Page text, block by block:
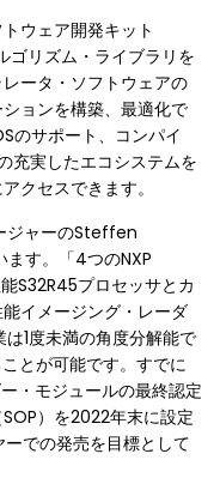
ウェア開発キット
ゴリズム・ライブラリを
ータ・ソフトウェアの
ョンを構築、最適化で
のサポート、コンパイ
充実したエコシステムを
クセスできます。
ジャーのSteffen
す。「4つのNXP
S32R45プロセッサとカ
イメージング・レーダ
1度未満の角度分解能で
とが可能です。すでに
・モジュールの最終認定
）を2022年末に設定
での発売を目標として